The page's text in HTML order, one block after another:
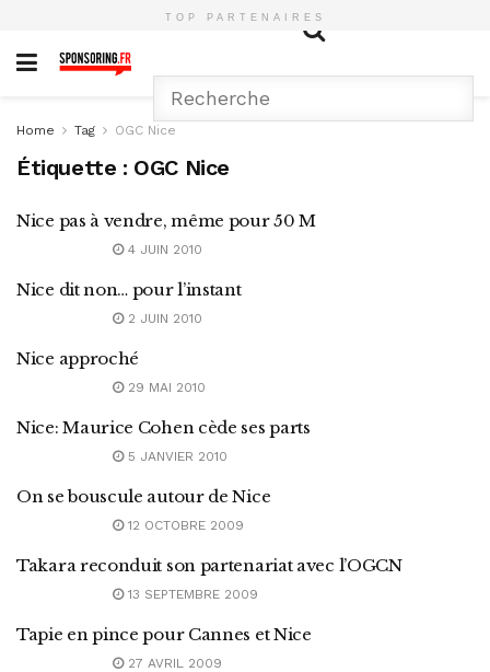
TOP PARTENAIRES
Home Tag OGC Nice
Étiquette : OGC Nice
Nice pas à vendre, même pour 50 M
4 JUIN 2010
Nice dit non… pour l’instant
2 JUIN 2010
Nice approché
29 MAI 2010
Nice: Maurice Cohen cède ses parts
5 JANVIER 2010
On se bouscule autour de Nice
12 OCTOBRE 2009
Takara reconduit son partenariat avec l’OGCN
13 SEPTEMBRE 2009
Tapie en pince pour Cannes et Nice
27 AVRIL 2009